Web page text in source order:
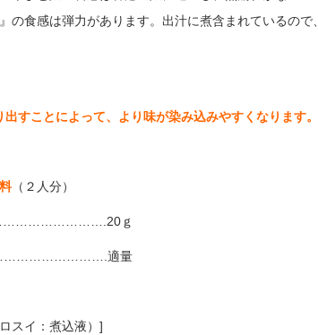
の食感は弾力があります。出汁に煮含まれているので
すことによって、 より味が染み込みやすくなります。
（２人分）
ｇ
適量
スイ：煮込液）]